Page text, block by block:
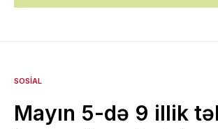
SOSIAL
Mayın 5-də 9 illik